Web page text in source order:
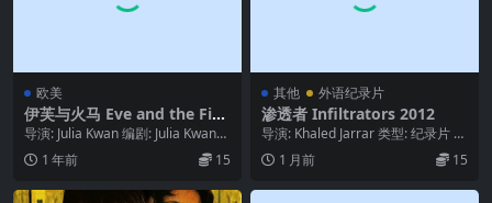
欧美
伊芙与火马 Eve and the Fire
Horse (2005)
导演: Julia Kwan 编剧: Julia Kwan
主演: 邬君梅 / ...
1 年前 15
其他 外语纪录片
渗透者 Infiltrators 2012
导演: Khaled Jarrar 类型: 纪录片 制
片国家/地区: 巴勒斯坦 ...
1 月前 15